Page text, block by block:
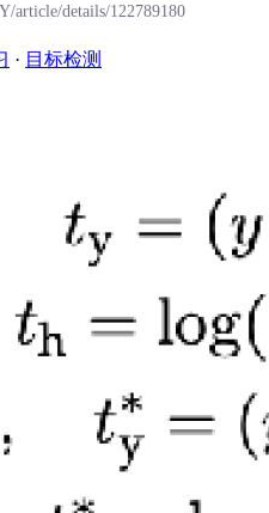
article/details/122789180
· 目标检测